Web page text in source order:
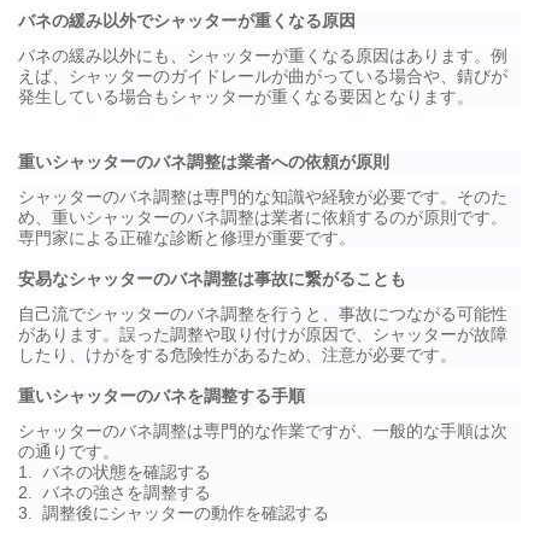
バネの緩み以外でシャッターが重くなる原因
バネの緩み以外にも、シャッターが重くなる原因はあります。例
えば、シャッターのガイドレールが曲がっている場合や、錆びが
発生している場合もシャッターが重くなる要因となります。
重いシャッターのバネ調整は業者への依頼が原則
シャッターのバネ調整は専門的な知識や経験が必要です。そのた
め、重いシャッターのバネ調整は業者に依頼するのが原則です。
専門家による正確な診断と修理が重要です。
安易なシャッターのバネ調整は事故に繋がることも
自己流でシャッターのバネ調整を行うと、事故につながる可能性
があります。誤った調整や取り付けが原因で、シャッターが故障
したり、けがをする危険性があるため、注意が必要です。
重いシャッターのバネを調整する手順
シャッターのバネ調整は専門的な作業ですが、一般的な手順は次
の通りです。
1. バネの状態を確認する
2. バネの強さを調整する
3. 調整後にシャッターの動作を確認する